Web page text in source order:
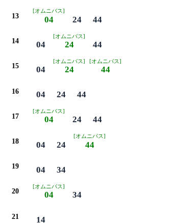
13
[オムニバス]
04 24 44
14 04
[オムニバス]
24 44
15 04
[オムニバス]
24
[オムニバス]
44
16 04 24 44
17
[オムニバス]
04 24 44
18 04 24
[オムニバス]
44
19 04 34
20
[オムニバス]
04 34
21 14